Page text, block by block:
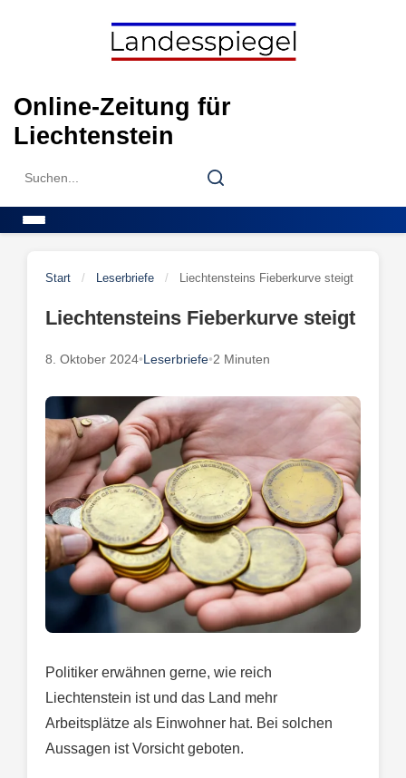
Online-Zeitung für
Liechtenstein
Search
Search
Start / Leserbriefe / Liechtensteins Fieberkurve steigt
Liechtensteins Fieberkurve steigt
8. Oktober 2024•Leserbriefe•2 Minuten
Politiker erwähnen gerne, wie reich
Liechtenstein ist und das Land mehr
Arbeitsplätze als Einwohner hat. Bei solchen
Aussagen ist Vorsicht geboten.